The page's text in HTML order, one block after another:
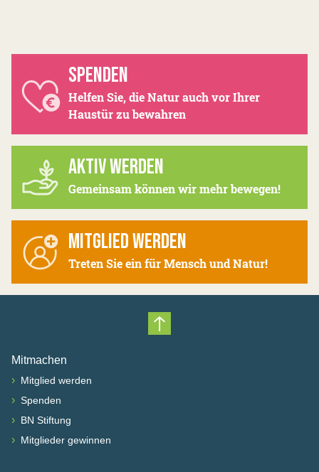
SPENDEN
Helfen Sie, die Natur auch vor Ihrer
Haustür zu bewahren
AKTIV WERDEN
Gemeinsam können wir mehr bewegen!
MITGLIED WERDEN
Treten Sie ein für Mensch und Natur!
Nach oben scrollen
Mitmachen
› Mitglied werden
› Spenden
› BN Stiftung
› Mitglieder gewinnen